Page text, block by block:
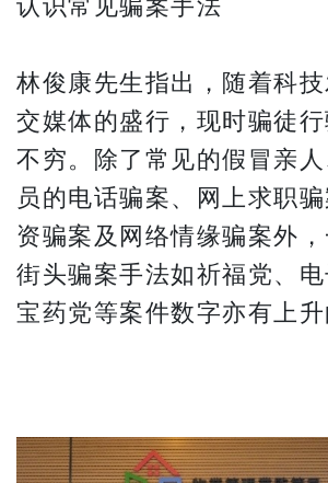
认识常见骗案手法
林俊康先生指出，随着科
交媒体的盛行，现时骗徒
不穷。除了常见的假冒亲
员的电话骗案、网上求职
资骗案及网络情缘骗案外
街头骗案手法如祈福党、
宝药党等案件数字亦有上升